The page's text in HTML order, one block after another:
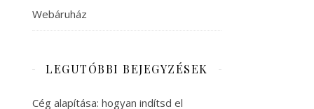
Webáruház
LEGUTÓBBI BEJEGYZÉSEK
Cég alapítása: hogyan indítsd el